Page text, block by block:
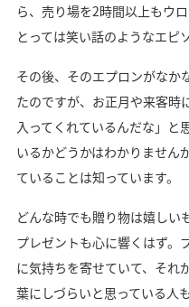
ら、売り場を2時間以上もウ
とっては笑い話のようなエピ
その後、そのエプロンがなか
たのですが、お正月や来客時
入ってくれているんだな」と
いるかどうかはわかりません
ていることは知っています。
どんな時でも贈り物は嬉しい
プレゼントも心に響くはず。
に気持ちを寄せていて、それ
葉にしづらいと思っている人